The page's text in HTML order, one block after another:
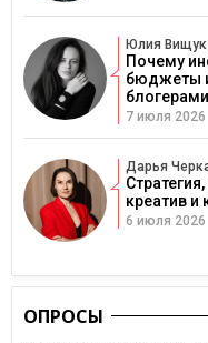
Юлия Вищук
Почему
бюджеты
7 июля 2026
Дарья
креатив и
6 июля 2026
ОПРОСЫ